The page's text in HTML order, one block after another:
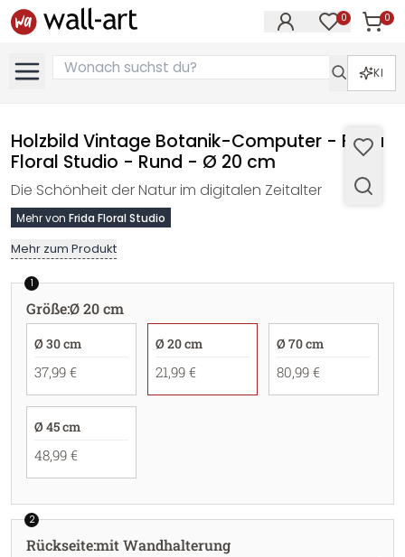
0 0
KI
Holzbild Vintage Botanik-Computer - Frida
Floral Studio - Rund - Ø 20 cm
Die Schönheit der Natur im digitalen Zeitalter
Mehr von Frida Floral Studio
Mehr zum Produkt
1
Größe:Ø 20 cm
Ø 30 cm
37,99 €
Ø 20 cm
21,99 €
Ø 70 cm
80,99 €
Ø 45 cm
48,99 €
2
Rückseite:mit Wandhalterung